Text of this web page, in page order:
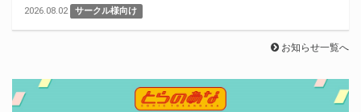
2026.08.02 サークル様向け
お知らせ一覧へ